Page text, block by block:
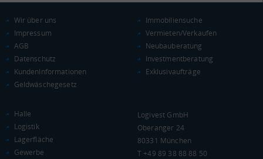
Kaufkraftindex
(Landkreis / Kreisfreie Stadt)
KAUFKRAFT - EURO PRO KOPF
0 €
Landkreis / Kreisfreie Stadt
Bundesland
Wir über uns
Impressum
AGB
Datenschutz
KundenInformationen
Geldwäschegesetz
Immobiliensuche
Vermieten/Verkaufen
Neubauberatung
Investmentberatung
Exklusivaufträge
Halle
Logistik
Lagerfläche
Gewerbe
Logivest GmbH
Oberanger 24
80331 München
T +49 89 38 88 88 50